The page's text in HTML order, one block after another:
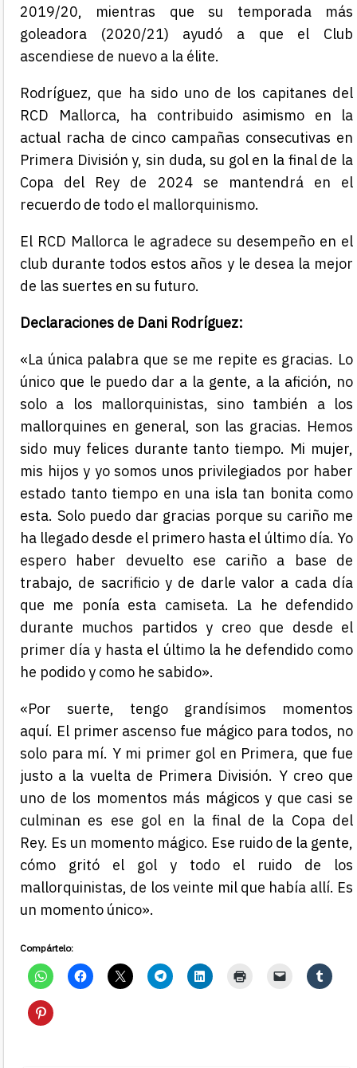
2019/20, mientras que su temporada más
goleadora (2020/21) ayudó a que el Club
ascendiese de nuevo a la élite.
Rodríguez, que ha sido uno de los capitanes del
RCD Mallorca, ha contribuido asimismo en la
actual racha de cinco campañas consecutivas en
Primera División y, sin duda, su gol en la final de la
Copa del Rey de 2024 se mantendrá en el
recuerdo de todo el mallorquinismo.
El RCD Mallorca le agradece su desempeño en el
club durante todos estos años y le desea la mejor
de las suertes en su futuro.
Declaraciones de Dani Rodríguez:
«La única palabra que se me repite es gracias. Lo
único que le puedo dar a la gente, a la afición, no
solo a los mallorquinistas, sino también a los
mallorquines en general, son las gracias. Hemos
sido muy felices durante tanto tiempo. Mi mujer,
mis hijos y yo somos unos privilegiados por haber
estado tanto tiempo en una isla tan bonita como
esta. Solo puedo dar gracias porque su cariño me
ha llegado desde el primero hasta el último día. Yo
espero haber devuelto ese cariño a base de
trabajo, de sacrificio y de darle valor a cada día
que me ponía esta camiseta. La he defendido
durante muchos partidos y creo que desde el
primer día y hasta el último la he defendido como
he podido y como he sabido».
«Por suerte, tengo grandísimos momentos
aquí. El primer ascenso fue mágico para todos, no
solo para mí. Y mi primer gol en Primera, que fue
justo a la vuelta de Primera División. Y creo que
uno de los momentos más mágicos y que casi se
culminan es ese gol en la final de la Copa del
Rey. Es un momento mágico. Ese ruido de la gente,
cómo gritó el gol y todo el ruido de los
mallorquinistas, de los veinte mil que había allí. Es
un momento único».
Compártelo: